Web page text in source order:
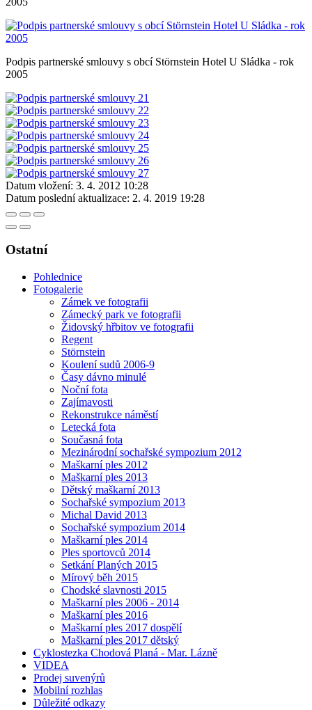
Podpis partnerské smlouvy s obcí Störnstein Hotel U Sládka - rok
2005
Datum vložení: 3. 4. 2012 10:28
Datum poslední aktualizace: 2. 4. 2019 19:28
Ostatní
Pohlednice
Fotogalerie
Zámek ve fotografii
Zámecký park ve fotografii
Židovský hřbitov ve fotografii
Regent
Störnstein
Koulení sudů 2006-9
Časy dávno minulé
Noční fota
Zajímavosti
Rekonstrukce náměstí
Letecká fota
Současná fota
Mezinárodní sochařské sympozium 2012
Maškarní ples 2012
Maškarní ples 2013
Dětský maškarní 2013
Sochařské sympozium 2013
Michal David 2013
Sochařské sympozium 2014
Maškarní ples 2014
Ples sportovců 2014
Setkání Planých 2015
Mírový běh 2015
Chodské slavnosti 2015
Maškarní ples 2006 - 2014
Maškarní ples 2016
Maškarní ples 2017 dospělí
Maškarní ples 2017 dětský
Cyklostezka Chodová Planá - Mar. Lázně
VIDEA
Prodej suvenýrů
Mobilní rozhlas
Důležité odkazy